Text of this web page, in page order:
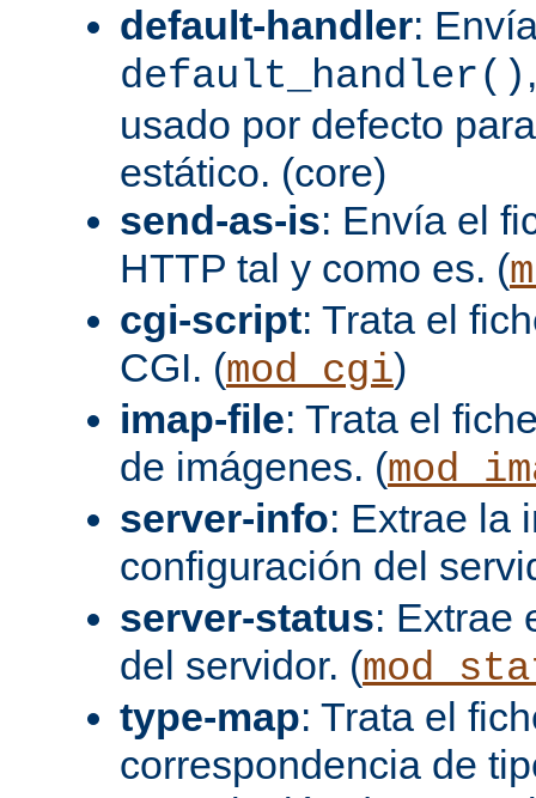
default-handler:
default_handler()
usado por defecto
estático. (core)
send-as-is: Envía el
HTTP tal y como es. (
cgi-script: Trata el
CGI. (mod_cgi)
imap-file: Trata el
de imágenes. (
server-info: Extrae la
configuración del
server-status: Extrae
del servidor. (
type-map: Trata el
correspondencia de